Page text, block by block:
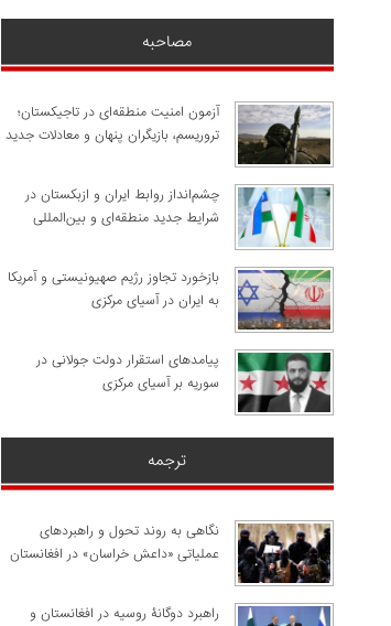
مصاحبه
آزمون امنیت منطقه‌ای در تاجیکستان؛
تروریسم، بازیگران پنهان و معادلات جدید
چشم‌انداز روابط ایران و ازبکستان در
شرایط جدید منطقه‌ای و بین‌المللی
​بازخورد تجاوز رژیم صهیونیستی و آمریکا
به ایران در آسیای مرکزی
پیامدهای استقرار دولت جولانی در
سوریه بر آسیای مرکزی
ترجمه
نگاهی به روند تحول و راهبردهای
عملیاتی «داعش خراسان» در افغانستان
راهبرد دوگانۀ روسیه در افغانستان و